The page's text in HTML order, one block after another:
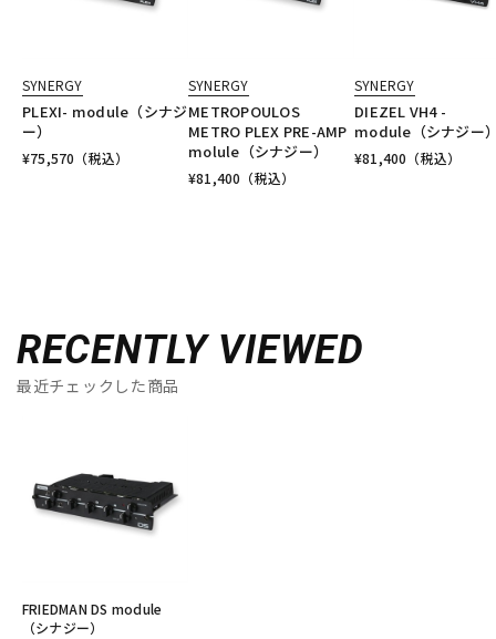
SYNERGY
PLEXI- module（シナジ
ー）
¥75,570 （税込）
SYNERGY
METROPOULOS
METRO PLEX PRE-AMP
molule（シナジー）
¥81,400 （税込）
SYNERGY
DIEZEL VH4 -
module（シナジー
¥81,400 （税込）
RECENTLY VIEWED
最近チェックした商品
FRIEDMAN DS module
（シナジー）